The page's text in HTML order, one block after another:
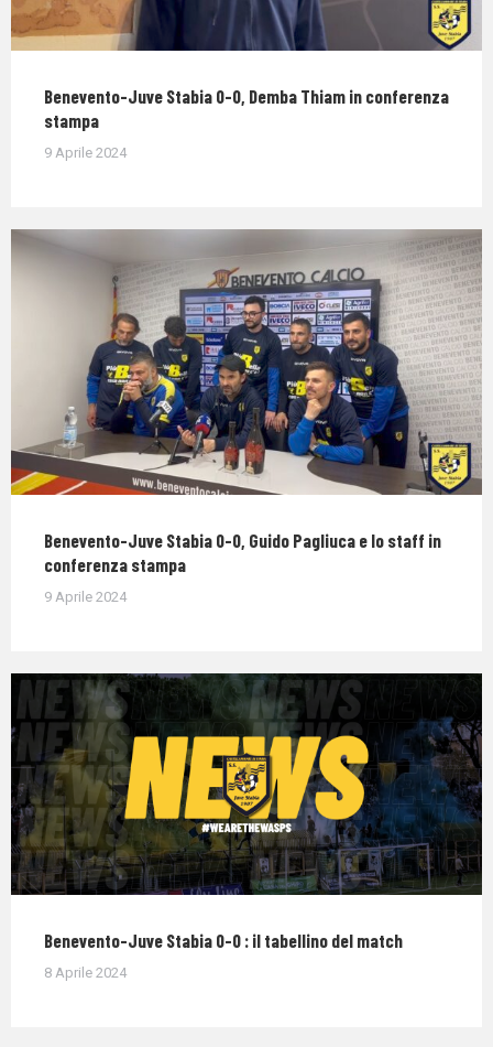
Benevento-Juve Stabia 0-0, Demba Thiam in conferenza
stampa
9 Aprile 2024
Benevento-Juve Stabia 0-0, Guido Pagliuca e lo staff in
conferenza stampa
9 Aprile 2024
Benevento-Juve Stabia 0-0 : il tabellino del match
8 Aprile 2024